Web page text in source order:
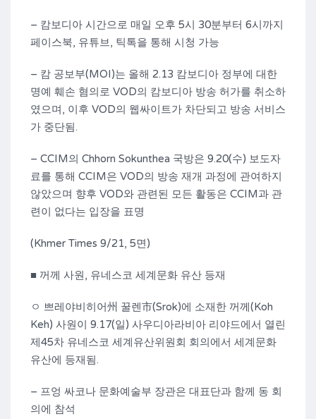
– 캄보디아 시간으로 매일 오후 5시 30분부터 6시까지
페이스북, 유튜브, 틱톡을 통해 시청 가능
– 캄 공보부(MOI)는 올해 2.13 캄보디아 정부에 대한
명예 훼손 혐의로 VOD의 캄보디아 방송 허가를 취소하
였으며, 이후 VOD의 웹싸이트가 차단되고 방송 서비스
가 중단됨.
– CCIM의 Chhorn Sokunthea 국방은 9.20(수) 보도자
료를 통해 CCIM은 VOD의 방송 재개 과정에 관여하지
않았으며 향후 VOD와 관련된 모든 활동은 CCIM과 관
련이 없다는 입장을 표명
(Khmer Times 9/21, 5면)
■ 꺼께 사원, 유네스코 세계문화 유산 등재
ㅇ 쁘레야비히어州 꿀렌市(Srok)에 소재한 꺼께(Koh
Keh) 사원이 9.17(일) 사우디아라비아 리야드에서 열린
제45차 유네스코 세계유산위원회 회의에서 세계문화
유산에 등재됨.
– 프엉 싸코나 문화예술부 장관은 대표단과 함께 동 회
의에 참석